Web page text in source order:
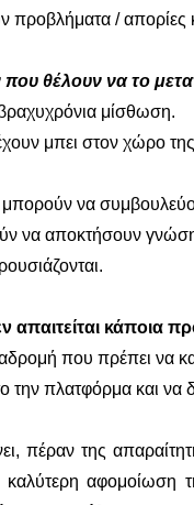
/ απορίες
που θέλουν να το
μίσθωση.
μπει στον χώρο της
μπορούν να
να αποκτήσουν γνώση
απαιτείται κάποια
που πρέπει να
την πλατφόρμα και
πέραν της
αφομοίωση